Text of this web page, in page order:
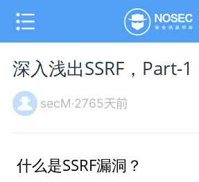
深入浅出SSRF，Part-1
secM·2765天前
什么是SSRF漏洞？